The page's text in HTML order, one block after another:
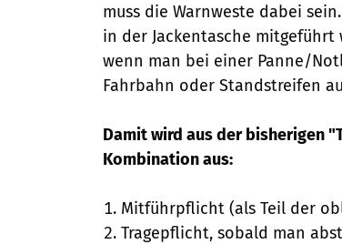
muss die Warnweste dabei
in der Jackentasche mitgeführt
wenn man bei einer Panne/
Fahrbahn oder Standstreifen
Damit wird aus der bisherigen
Kombination aus:
Mitführpflicht (als Teil der
Tragepflicht, sobald man